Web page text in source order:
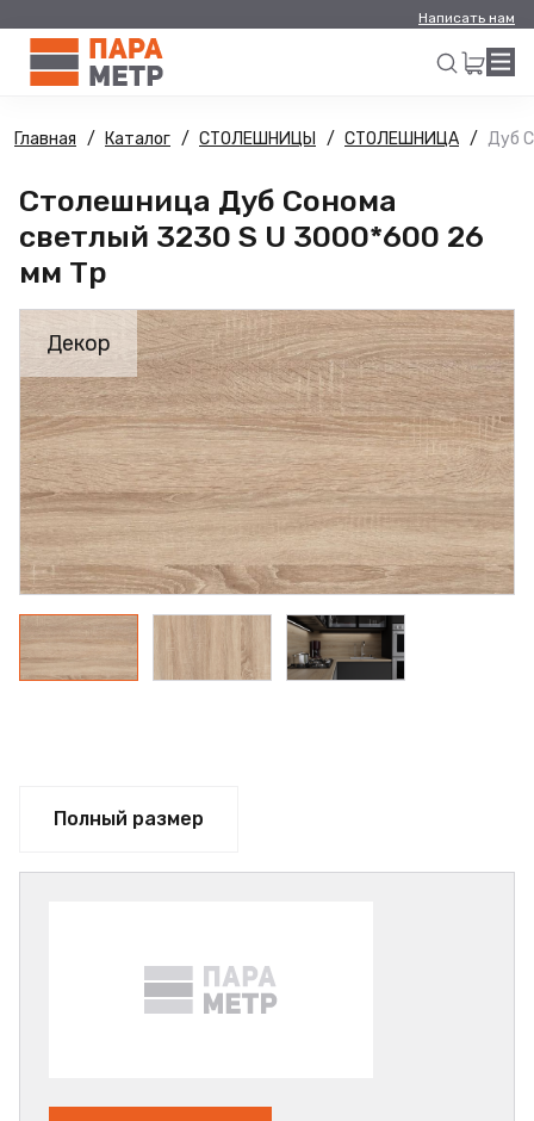
Написать нам
Искать
Главная Каталог СТОЛЕШНИЦЫ СТОЛЕШНИЦА Дуб
Столешница Дуб Сонома
светлый 3230 S U 3000*600 26
мм Тр
Декор
Полный размер